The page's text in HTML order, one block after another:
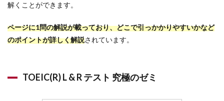
解くことができます。
ページに1問の解説が載っており、どこで引っかかりやすいかなど
のポイントが詳しく解説されています。
TOEIC(R) L & R テスト 究極のゼミ